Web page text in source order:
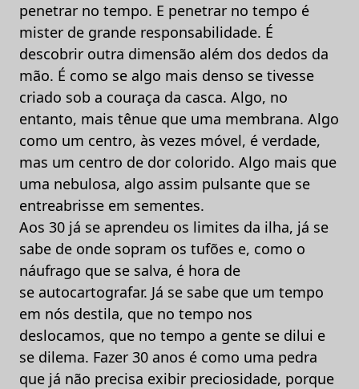
penetrar no tempo. E penetrar no tempo é
mister de grande responsabilidade. É
descobrir outra dimensão além dos dedos da
mão. É como se algo mais denso se tivesse
criado sob a couraça da casca. Algo, no
entanto, mais tênue que uma membrana. Algo
como um centro, às vezes móvel, é verdade,
mas um centro de dor colorido. Algo mais que
uma nebulosa, algo assim pulsante que se
entreabrisse em sementes.
Aos 30 já se aprendeu os limites da ilha, já se
sabe de onde sopram os tufões e, como o
náufrago que se salva, é hora de
se autocartografar. Já se sabe que um tempo
em nós destila, que no tempo nos
deslocamos, que no tempo a gente se dilui e
se dilema. Fazer 30 anos é como uma pedra
que já não precisa exibir preciosidade, porque